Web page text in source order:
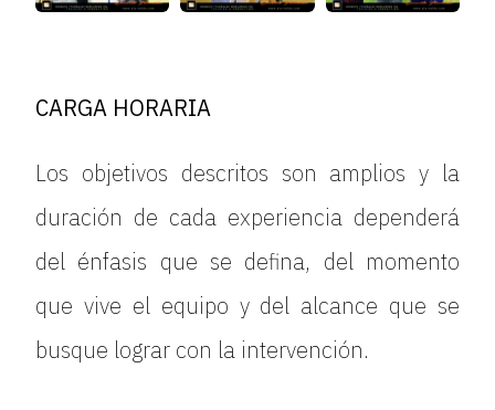
CARGA HORARIA
Los objetivos descritos son amplios y la
duración de cada experiencia dependerá
del énfasis que se defina, del momento
que vive el equipo y del alcance que se
busque lograr con la intervención.